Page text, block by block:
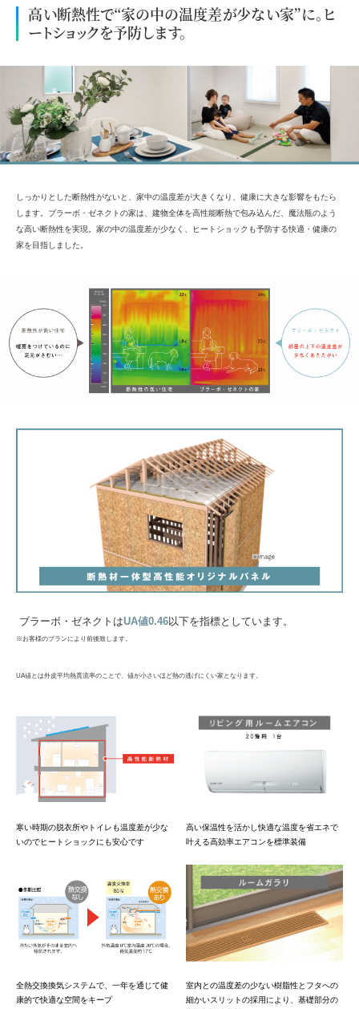
高い断熱性で“家の中の温度差が少ない家”に。ヒ
ートショックを予防します。
しっかりとした断熱性がないと、家中の温度差が大きくなり、健康に大きな影響をもたら
します。ブラーボ・ゼネクトの家は、建物全体を高性能断熱で包み込んだ、魔法瓶のよう
な高い断熱性を実現。家の中の温度差が少なく、ヒートショックも予防する快適・健康の
家を目指しました。
ブラーボ・ゼネクトはUA値0.46以下を指標としています。
※お客様のプランにより前後致します。
UA値とは外皮平均熱貫流率のことで、値が小さいほど熱の逃げにくい家となります。
寒い時期の脱衣所やトイレも温度差が少な
いのでヒートショックにも安心です
高い保温性を活かし快適な温度を省エネで
叶える高効率エアコンを標準装備
全熱交換換気システムで、一年を通じて健
康的で快適な空間をキープ
室内との温度差の少ない樹脂性とフタへの
細かいスリットの採用により、基礎部分の